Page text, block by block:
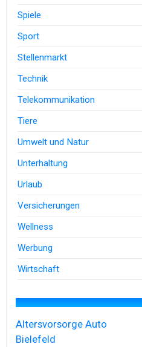
Spiele
Sport
Stellenmarkt
Technik
Telekommunikation
Tiere
Umwelt und Natur
Unterhaltung
Urlaub
Versicherungen
Wellness
Werbung
Wirtschaft
Altersvorsorge Auto
Bielefeld